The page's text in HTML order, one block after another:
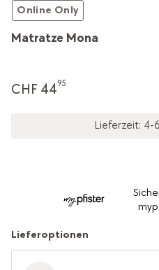
Online Only
Matratze Mona
CHF 4495
Lieferzeit: 4-
Lieferoptionen